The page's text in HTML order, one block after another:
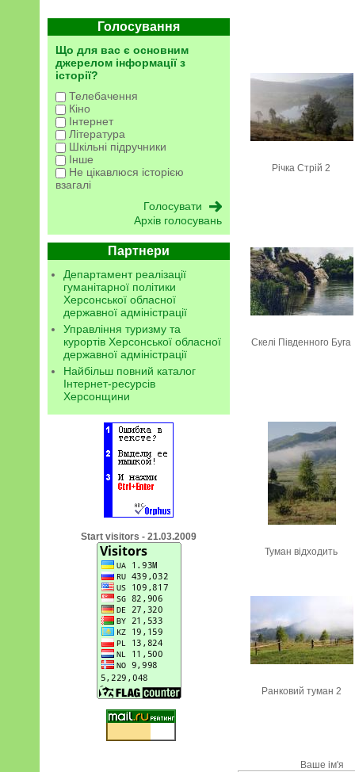
Голосування
Що для вас є основним
джерелом інформації з
історії?
Телебачення
Кіно
Інтернет
Література
Шкільні підручники
Інше
Не цікавлюся історією
взагалі
Архів голосувань
Партнери
Департамент реалізації
гуманітарної політики
Херсонської обласної
державної адміністрації
Управління туризму та
курортів Херсонської обласної
державної адміністрації
Найбільш повний каталог
Інтернет-ресурсів
Херсонщини
Start visitors - 21.03.2009
Річка Стрій 2
Скелі Південного Буга
Туман відходить
Ранковий туман 2
Ваше ім'я